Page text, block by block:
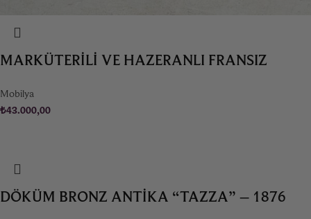
MARKÜTERILI VE HAZERANLI FRANSIZ
Mobilya
₺43.000,00
DÖKÜM BRONZ ANTIKA “TAZZA” – 1876